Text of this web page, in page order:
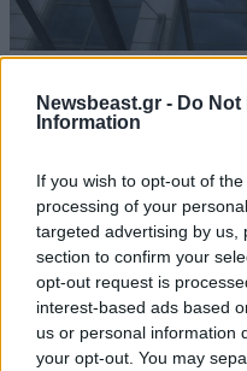
Newsbeast.gr - Do Not
Information
If you wish to opt-out of
processing of your
targeted advertising by us,
section to confirm your
opt-out request is
interest-based ads based
us or personal information
your opt-out. You may
Δημόσιες ΣΑΕΚ:
και τα 860 τμήματα
Ακολουθήστε το
και μάθετε